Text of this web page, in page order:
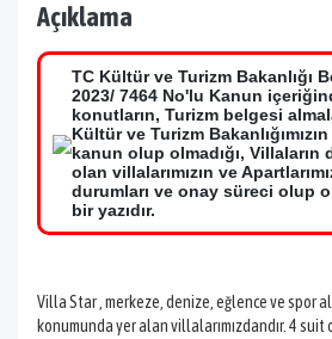
Açıklama
TC Kültür ve Turizm Bakanlığı
2023/ 7464 No'lu Kanun
konutların, Turizm belgesi
Kültür ve Turizm
kanun olup olmadığı, Villaların
olan villalarımızın ve
durumları ve onay süreci olup
bir yazıdır.
Villa Star , merkeze, denize, eğlence ve spor
konumunda yer alan villalarımızdandır. 4 suit